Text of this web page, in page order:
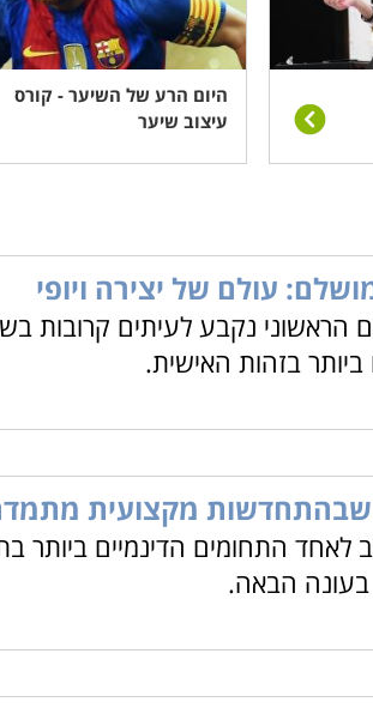
היום הרע של השיער - קורס
עיצוב שיער
עולם של יצירה ויופי
הראשוני נקבע לעיתים קרובות
בזהות האישית.
שבהתחדשות מקצועית
לאחד התחומים הדינמיים ביותר
בעונה הבאה.